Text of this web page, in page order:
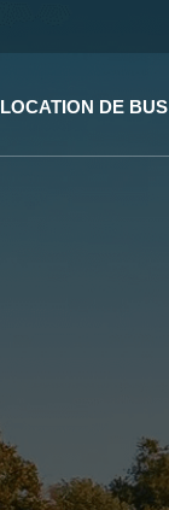
LOCATION DE BUS